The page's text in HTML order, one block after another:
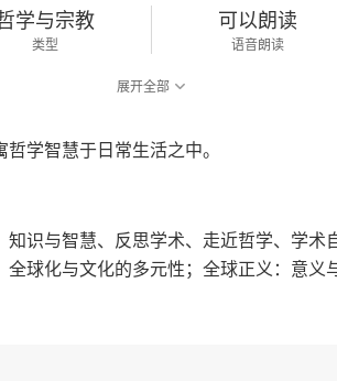
学与宗教
类型
可以朗读
语音朗读
展开全部
学智慧于日常生活之中。
识与智慧、反思学术、走近哲学、学术
球化与文化的多元性；全球正义：意义